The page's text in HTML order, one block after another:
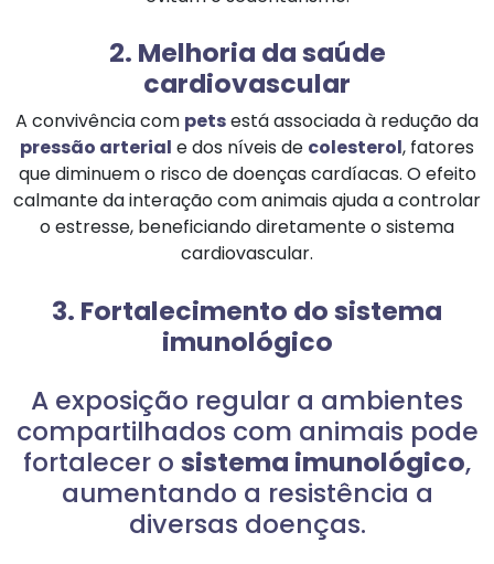
2. Melhoria da saúde
cardiovascular
A convivência com petsestá associada à redução da
pressão arterial e dos níveis de colesterol, fatores
que diminuem o risco de doenças cardíacas. O efeito
calmante da interação com animais ajuda a controlar
o estresse, beneficiando diretamente o sistema
cardiovascular.
3. Fortalecimento do sistema
imunológico
A exposição regular a ambientes
compartilhados com animais pode
fortalecer o sistema imunológico,
aumentando a resistência a
diversas doenças.